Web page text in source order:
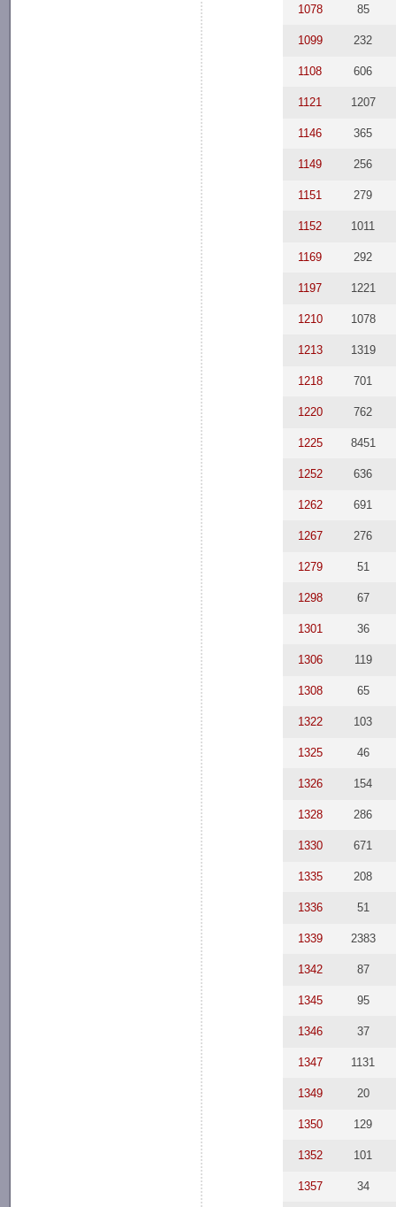
1078 85
1099 232
1108 606
1121 1207
1146 365
1149 256
1151 279
1152 1011
1169 292
1197 1221
1210 1078
1213 1319
1218 701
1220 762
1225 8451
1252 636
1262 691
1267 276
1279 51
1298 67
1301 36
1306 119
1308 65
1322 103
1325 46
1326 154
1328 286
1330 671
1335 208
1336 51
1339 2383
1342 87
1345 95
1346 37
1347 1131
1349 20
1350 129
1352 101
1357 34